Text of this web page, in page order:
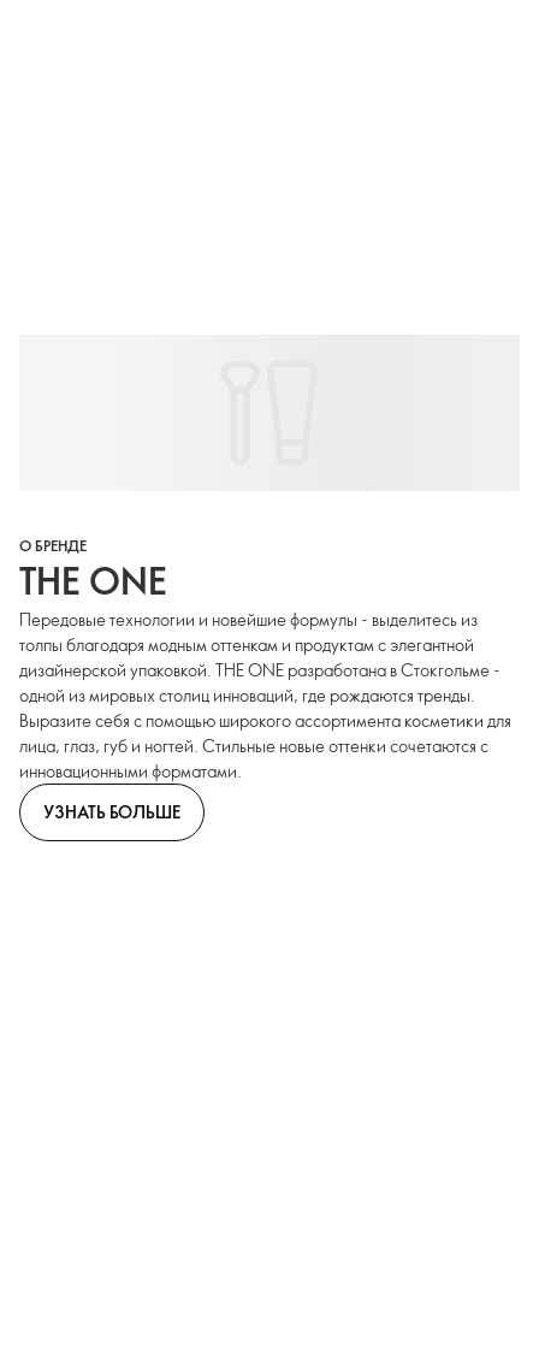
О БРЕНДЕ
THE ONE
Передовые технологии и новейшие формулы - выделитесь из
толпы благодаря модным оттенкам и продуктам с элегантной
дизайнерской упаковкой. THE ONE разработана в Стокгольме -
одной из мировых столиц инноваций, где рождаются тренды.
Выразите себя с помощью широкого ассортимента косметики для
лица, глаз, губ и ногтей. Стильные новые оттенки сочетаются с
инновационными форматами.
УЗНАТЬ БОЛЬШЕ